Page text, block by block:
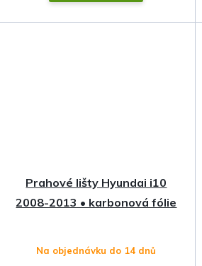
Prahové lišty Hyundai i10
2008-2013 • karbonová fólie
Na objednávku do 14 dnů